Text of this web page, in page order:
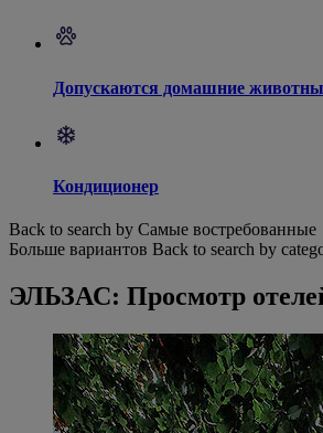
Допускаются домашние
Кондиционер
Back to search by Самые востребованные
Больше вариантов Back to search by
ЭЛЬЗАС: Просмотр